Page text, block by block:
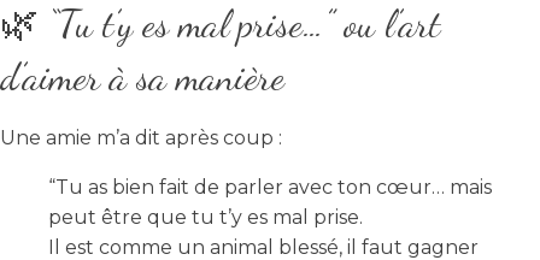
🌿 “Tu t’y es mal prise…” ou l’art
d’aimer à sa manière
Une amie m’a dit après coup :
“Tu as bien fait de parler avec ton cœur… mais
peut être que tu t’y es mal prise.
Il est comme un animal blessé, il faut gagner